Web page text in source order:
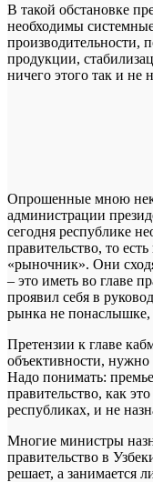
В такой обстановке
необходимы
производительности,
продукции,
ничего этого так и не
Опрошенные мною
администрации
сегодня республике
правительство, то
«рыночник». Они
– это иметь во главе
проявил себя в
рынка не понаслышке,
Претензии к главе
объективности, нужно
Надо понимать:
правительство, как
республиках, и не
Многие министры
правительство в
решает, а занимается